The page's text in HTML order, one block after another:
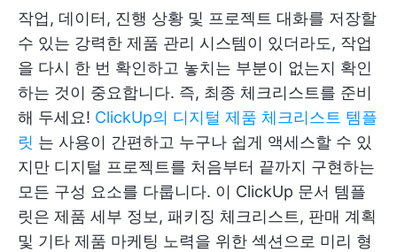
작업, 데이터, 진행 상황 및 프로젝트 대화를 저장할
수 있는 강력한 제품 관리 시스템이 있더라도, 작업
을 다시 한 번 확인하고 놓치는 부분이 없는지 확인
하는 것이 중요합니다. 즉, 최종 체크리스트를 준비
해 두세요! ClickUp의 디지털 제품 체크리스트 템플
릿 는 사용이 간편하고 누구나 쉽게 액세스할 수 있
지만 디지털 프로젝트를 처음부터 끝까지 구현하는
모든 구성 요소를 다룹니다. 이 ClickUp 문서 템플
릿은 제품 세부 정보, 패키징 체크리스트, 판매 계획
및 기타 제품 마케팅 노력을 위한 섹션으로 미리 형